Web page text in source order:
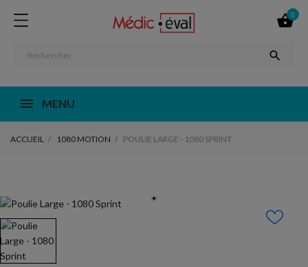

0

MENU
ACCUEIL 1080 MOTION POULIE LARGE - 1080 SPRINT